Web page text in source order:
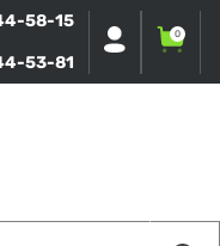
58-15
53-81
0